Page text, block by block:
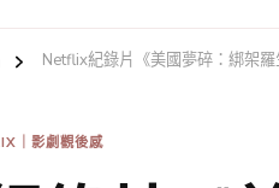
Netflix紀錄片《美國夢碎：綁架羅
｜影劇觀後感